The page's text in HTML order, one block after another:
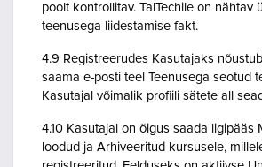
poolt kontrollitav. TalTechile on nähtav
teenusega liidestamise fakt.
4.9 Registreerudes Kasutajaks
saama e-posti teel Teenusega seotud
Kasutajal võimalik profiili sätete all
4.10 Kasutajal on õigus saada ligipääs
loodud ja Arhiveeritud kursusele,